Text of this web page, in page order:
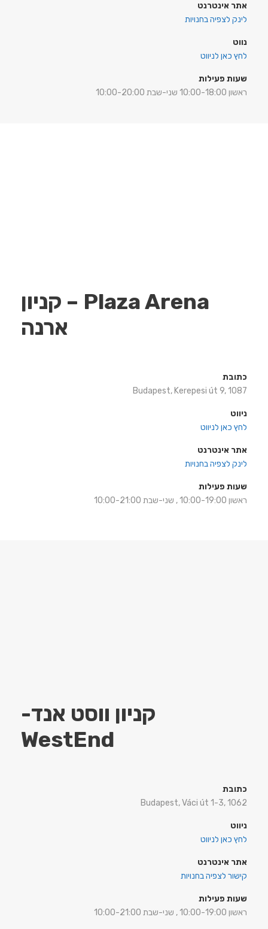
אתר אינטרנט
לינק לצפיה בחנויות
נווט
לחץ כאן לניווט
שעות פעילות
ראשון 10:00-18:00 שני-שבת 10:00-20:00
Plaza Arena – קניון
ארנה
כתובת
Budapest, Kerepesi út 9, 1087
ניווט
לחץ כאן לניווט
אתר אינטרנט
לינק לצפיה בחנויות
שעות פעילות
ראשון 10:00-19:00 , שני-שבת 10:00-21:00
קניון ווסט אנד-
WestEnd
כתובת
Budapest, Váci út 1-3, 1062
ניווט
לחץ כאן לניווט
אתר אינטרנט
קישור לצפיה בחנויות
שעות פעילות
ראשון 10:00-19:00 , שני-שבת 10:00-21:00